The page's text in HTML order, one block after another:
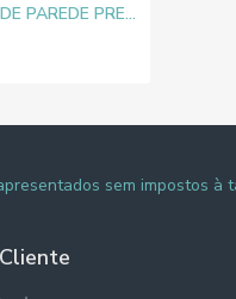
CINZEIRO DE PAREDE PRETO 3L
sem impostos à